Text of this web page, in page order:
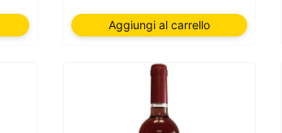
Aggiungi al carrello